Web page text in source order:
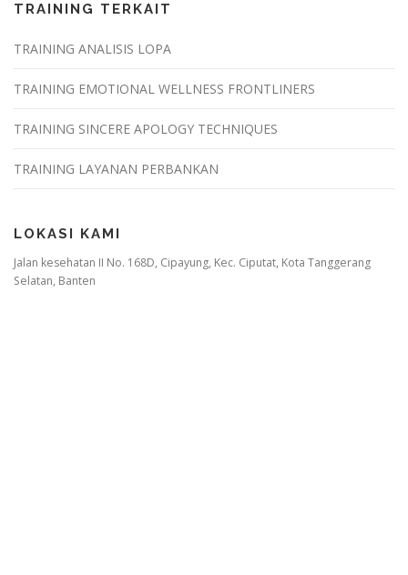
TRAINING TERKAIT
TRAINING ANALISIS LOPA
TRAINING EMOTIONAL WELLNESS FRONTLINERS
TRAINING SINCERE APOLOGY TECHNIQUES
TRAINING LAYANAN PERBANKAN
LOKASI KAMI
Jalan kesehatan II No. 168D, Cipayung, Kec. Ciputat, Kota Tanggerang
Selatan, Banten